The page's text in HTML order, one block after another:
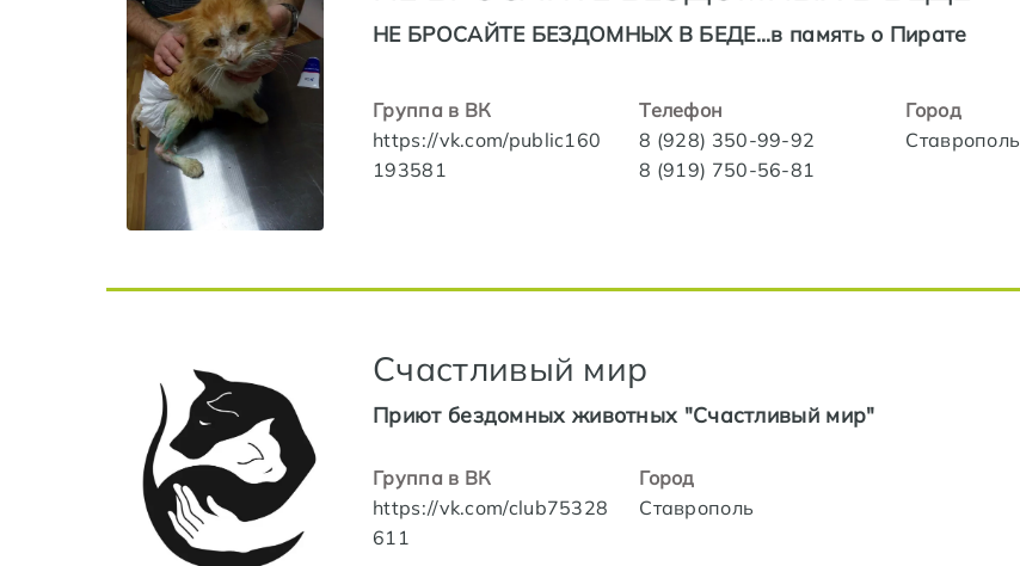
НЕ БРОСАЙТЕ БЕЗДОМНЫХ В БЕДЕ...в память о Пирате
Группа в ВК
https://vk.com/public160
193581
Телефон
8 (928) 350-99-92
8 (919) 750-56-81
Город
Ставрополь
Счастливый мир
Приют бездомных животных "Счастливый мир"
Группа в ВК
https://vk.com/club75328
611
Город
Ставрополь